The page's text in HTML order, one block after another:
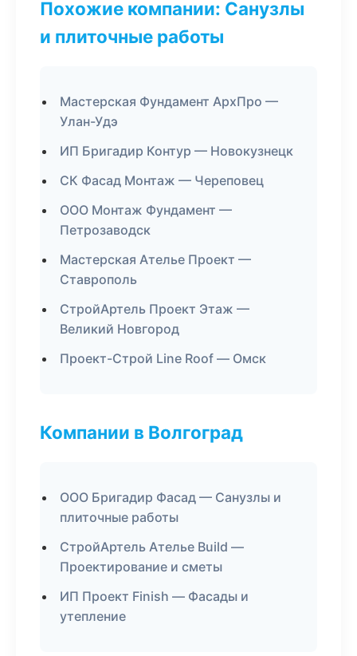
Похожие компании: Санузлы
и плиточные работы
Мастерская Фундамент АрхПро —
Улан-Удэ
ИП Бригадир Контур — Новокузнецк
СК Фасад Монтаж — Череповец
ООО Монтаж Фундамент —
Петрозаводск
Мастерская Ателье Проект —
Ставрополь
СтройАртель Проект Этаж —
Великий Новгород
Проект-Строй Line Roof — Омск
Компании в Волгоград
ООО Бригадир Фасад — Санузлы и
плиточные работы
СтройАртель Ателье Build —
Проектирование и сметы
ИП Проект Finish — Фасады и
утепление